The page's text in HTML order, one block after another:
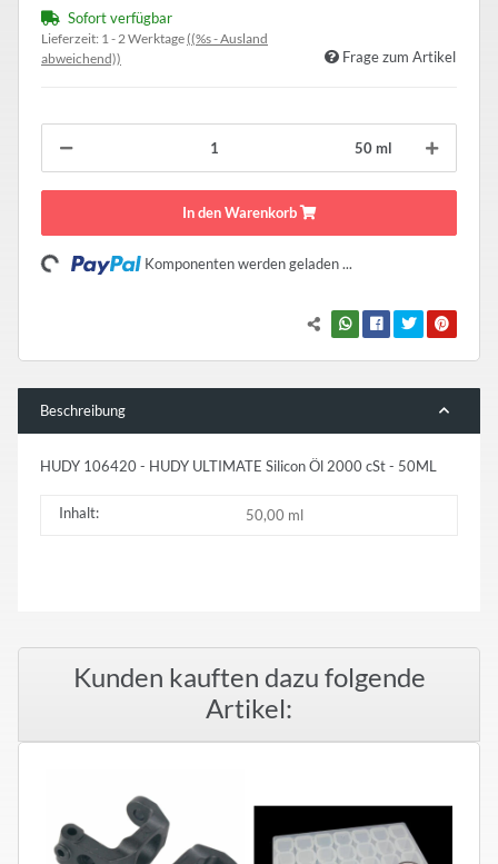
Sofort verfügbar
Lieferzeit: 1 - 2 Werktage((%s - Ausland
abweichend))
Frage zum Artikel
50 ml
In den Warenkorb
Loading... Komponenten werden geladen ...
Beschreibung
HUDY 106420 - HUDY ULTIMATE Silicon Öl 2000 cSt - 50ML
Inhalt: 50,00 ml
Kunden kauften dazu folgende
Artikel: